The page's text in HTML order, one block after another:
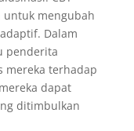
mengubah
Dalam
penderita
mereka terhadap
dapat
ditimbulkan